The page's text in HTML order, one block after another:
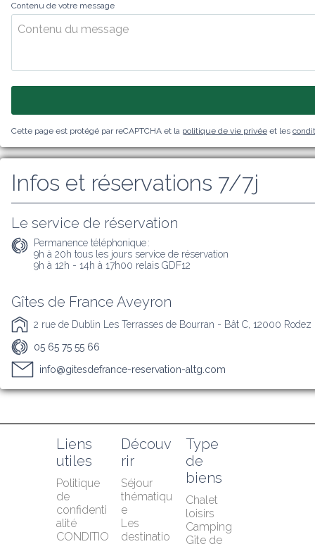
Contenu de votre message
Cette page est protégé par reCAPTCHA et la politique de vie privée et les
Infos et réservations 7/7j
Le service de réservation
Permanence téléphonique :
9h à 20h tous les jours service de réservation
9h à 12h - 14h à 17h00 relais GDF12
Gîtes de France Aveyron
2 rue de Dublin Les Terrasses de Bourran - Bât C, 12000 Rodez
05 65 75 55 66
info@gitesdefrance-reservation-altg.com
Liens
utiles
Politique
de
confidenti
alité
CONDITIO
Découv
rir
Séjour
thématiqu
e
Les
destinatio
Type
de
biens
Chalet
loisirs
Camping
Gîte de